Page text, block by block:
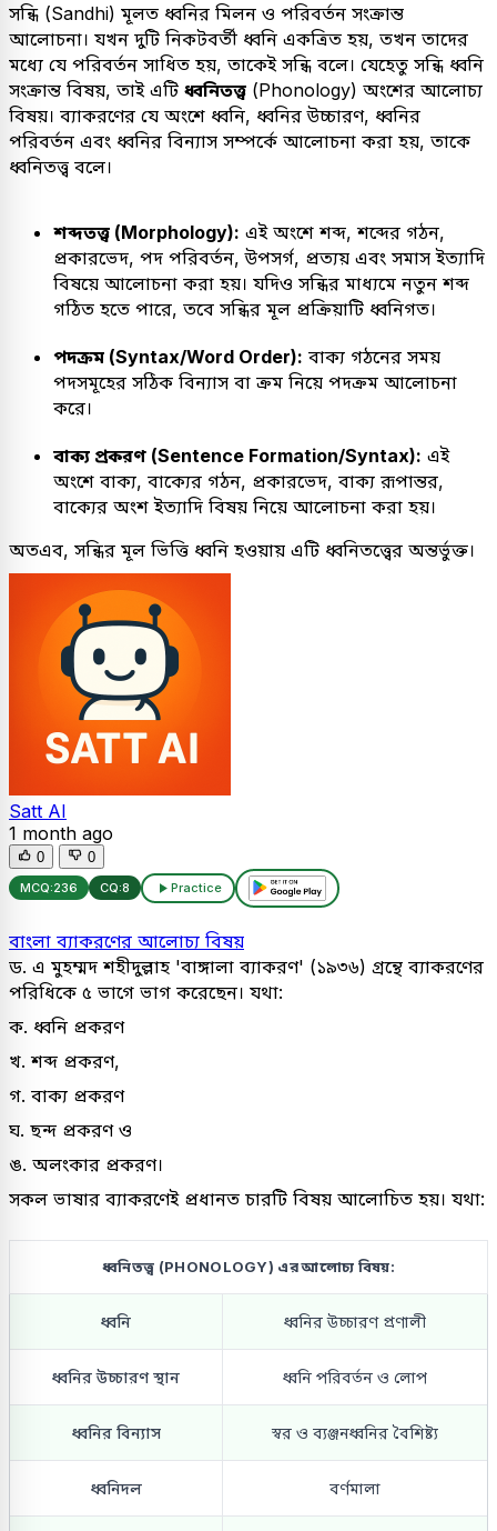
সন্ধি (Sandhi) মূলত ধ্বনির মিলন ও পরিবর্তন সংক্রান্ত
আলোচনা। যখন দুটি নিকটবর্তী ধ্বনি একত্রিত হয়, তখন তাদের
মধ্যে যে পরিবর্তন সাধিত হয়, তাকেই সন্ধি বলে। যেহেতু সন্ধি ধ্বনি
সংক্রান্ত বিষয়, তাই এটি ধ্বনিতত্ত্ব (Phonology) অংশের আলোচ্য
বিষয়। ব্যাকরণের যে অংশে ধ্বনি, ধ্বনির উচ্চারণ, ধ্বনির
পরিবর্তন এবং ধ্বনির বিন্যাস সম্পর্কে আলোচনা করা হয়, তাকে
ধ্বনিতত্ত্ব বলে।
শব্দতত্ত্ব (Morphology): এই অংশে শব্দ, শব্দের গঠন,
প্রকারভেদ, পদ পরিবর্তন, উপসর্গ, প্রত্যয় এবং সমাস ইত্যাদি
বিষয়ে আলোচনা করা হয়। যদিও সন্ধির মাধ্যমে নতুন শব্দ
গঠিত হতে পারে, তবে সন্ধির মূল প্রক্রিয়াটি ধ্বনিগত।
পদক্রম (Syntax/Word Order): বাক্য গঠনের সময়
পদসমূহের সঠিক বিন্যাস বা ক্রম নিয়ে পদক্রম আলোচনা
করে।
বাক্য প্রকরণ (Sentence Formation/Syntax): এই
অংশে বাক্য, বাক্যের গঠন, প্রকারভেদ, বাক্য রূপান্তর,
বাক্যের অংশ ইত্যাদি বিষয় নিয়ে আলোচনা করা হয়।
অতএব, সন্ধির মূল ভিত্তি ধ্বনি হওয়ায় এটি ধ্বনিতত্ত্বের অন্তর্ভুক্ত।
Satt AI
1 month ago
0 0
MCQ:236 CQ:8 Practice
বাংলা ব্যাকরণের আলোচ্য বিষয়
ড. এ মুহম্মদ শহীদুল্লাহ 'বাঙ্গালা ব্যাকরণ' (১৯৩৬) গ্রন্থে ব্যাকরণের
পরিধিকে ৫ ভাগে ভাগ করেছেন। যথা:
ক. ধ্বনি প্রকরণ
খ. শব্দ প্রকরণ,
গ. বাক্য প্রকরণ
ঘ. ছন্দ প্রকরণ ও
ঙ. অলংকার প্রকরণ।
সকল ভাষার ব্যাকরণেই প্রধানত চারটি বিষয় আলোচিত হয়। যথা:
ধ্বনিতত্ত্ব (PHONOLOGY) এর আলোচ্য বিষয়:
ধ্বনি ধ্বনির উচ্চারণ প্রণালী
ধ্বনির উচ্চারণ স্থান ধ্বনি পরিবর্তন ও লোপ
ধ্বনির বিন্যাস স্বর ও ব্যঞ্জনধ্বনির বৈশিষ্ট্য
ধ্বনিদল বর্ণমালা